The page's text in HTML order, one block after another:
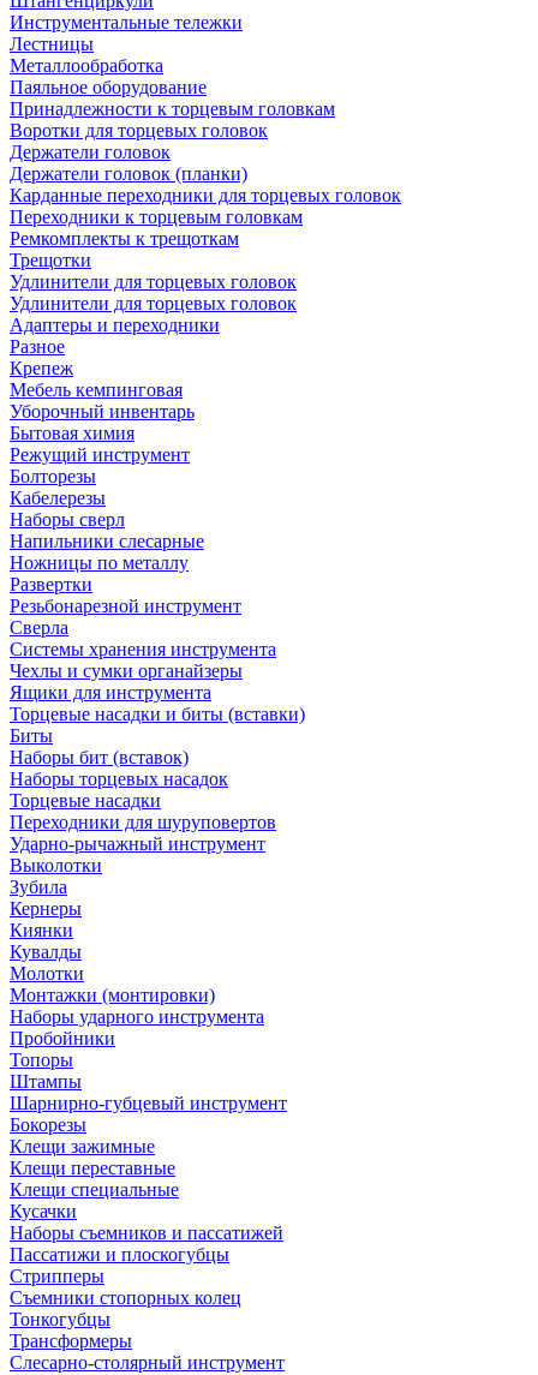
Инструментальные тележки
Лестницы
Металлообработка
Паяльное оборудование
Принадлежности к торцевым головкам
Воротки для торцевых головок
Держатели головок
Держатели головок (планки)
Карданные переходники для торцевых головок
Переходники к торцевым головкам
Ремкомплекты к трещоткам
Трещотки
Удлинители для торцевых головок
Удлинители для торцевых головок
Адаптеры и переходники
Разное
Крепеж
Мебель кемпинговая
Уборочный инвентарь
Бытовая химия
Режущий инструмент
Болторезы
Кабелерезы
Наборы сверл
Напильники слесарные
Ножницы по металлу
Развертки
Резьбонарезной инструмент
Сверла
Системы хранения инструмента
Чехлы и сумки органайзеры
Ящики для инструмента
Торцевые насадки и биты (вставки)
Биты
Наборы бит (вставок)
Наборы торцевых насадок
Торцевые насадки
Переходники для шуруповертов
Ударно-рычажный инструмент
Выколотки
Зубила
Кернеры
Киянки
Кувалды
Молотки
Монтажки (монтировки)
Наборы ударного инструмента
Пробойники
Топоры
Штампы
Шарнирно-губцевый инструмент
Бокорезы
Клещи зажимные
Клещи переставные
Клещи специальные
Кусачки
Наборы съемников и пассатижей
Пассатижи и плоскогубцы
Стрипперы
Съемники стопорных колец
Тонкогубцы
Трансформеры
Слесарно-столярный инструмент